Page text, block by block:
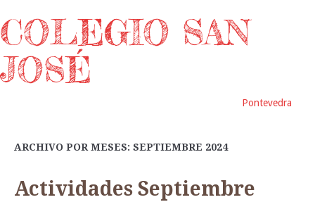
COLEGIO SAN
JOSÉ
Pontevedra
ARCHIVO POR MESES: SEPTIEMBRE 2024
Actividades Septiembre